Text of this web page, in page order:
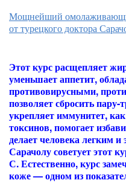
Мощнейший
от турецкого доктора
Этот курс расщепляет
уменьшает аппетит,
противовирусными,
позволяет сбросить
укрепляет иммунитет,
токсинов, помогает
делает человека легким
Сарачолу советует этот
С. Естественно, курс
коже — одном из